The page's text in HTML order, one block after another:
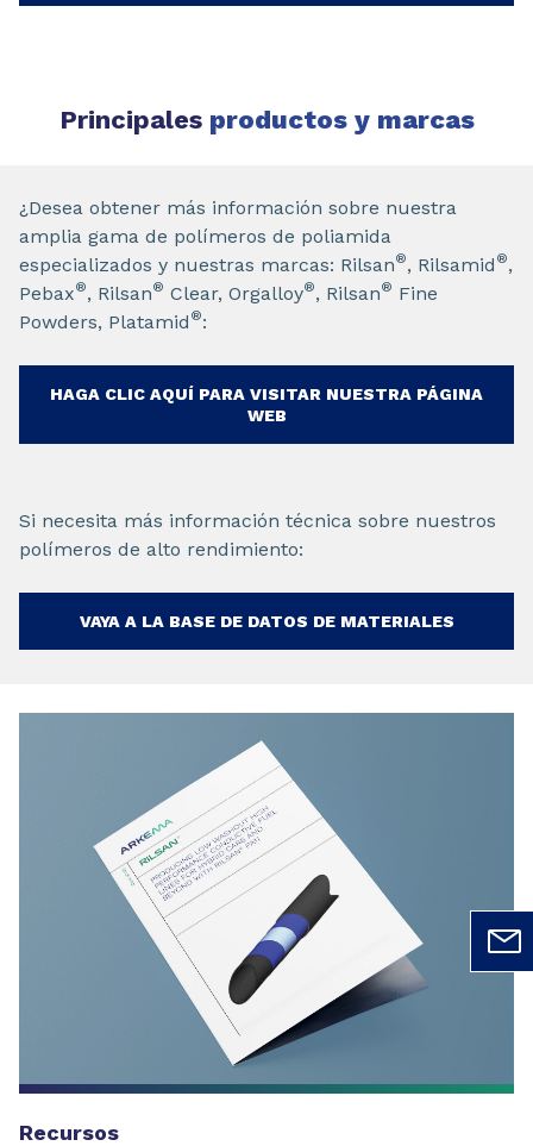
Principales productos y marcas
¿Desea obtener más información sobre nuestra
amplia gama de polímeros de poliamida
especializados y nuestras marcas: Rilsan®, Rilsamid ®,
Pebax®, Rilsan® Clear, Orgalloy®, Rilsan® Fine
Powders, Platamid ®:
HAGA CLIC AQUÍ PARA VISITAR NUESTRA PÁGINA
WEB
Si necesita más información técnica sobre nuestros
polímeros de alto rendimiento:
VAYA A LA BASE DE DATOS DE MATERIALES
Recursos